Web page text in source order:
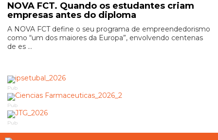
NOVA FCT. Quando os estudantes criam
empresas antes do diploma
A NOVA FCT define o seu programa de empreendedorismo
como “um dos maiores da Europa”, envolvendo centenas
de es ...
Pub
Pub
Pub